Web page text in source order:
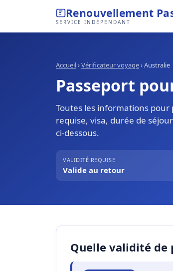
Renouvellement
SERVICE INDÉPENDANT
Accueil›Vérificateur voyage›Australie
Passeport
Toutes les informations
requise, visa, durée de
ci-dessous.
VALIDITÉ REQUISE
Valide au retour
Quelle validité de